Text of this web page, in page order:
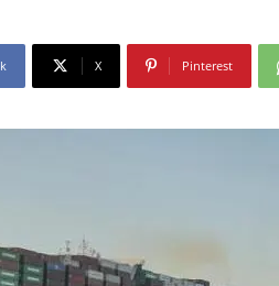
X Pinterest